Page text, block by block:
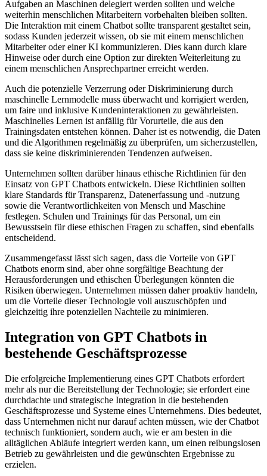
Aufgaben an Maschinen delegiert werden sollten und welche
weiterhin menschlichen Mitarbeitern vorbehalten bleiben sollten.
Die Interaktion mit einem Chatbot sollte transparent gestaltet sein,
sodass Kunden jederzeit wissen, ob sie mit einem menschlichen
Mitarbeiter oder einer KI kommunizieren. Dies kann durch klare
Hinweise oder durch eine Option zur direkten Weiterleitung zu
einem menschlichen Ansprechpartner erreicht werden.
Auch die potenzielle Verzerrung oder Diskriminierung durch
maschinelle Lernmodelle muss überwacht und korrigiert werden,
um faire und inklusive Kundeninteraktionen zu gewährleisten.
Maschinelles Lernen ist anfällig für Vorurteile, die aus den
Trainingsdaten entstehen können. Daher ist es notwendig, die Daten
und die Algorithmen regelmäßig zu überprüfen, um sicherzustellen,
dass sie keine diskriminierenden Tendenzen aufweisen.
Unternehmen sollten darüber hinaus ethische Richtlinien für den
Einsatz von GPT Chatbots entwickeln. Diese Richtlinien sollten
klare Standards für Transparenz, Datenerfassung und -nutzung
sowie die Verantwortlichkeiten von Mensch und Maschine
festlegen. Schulen und Trainings für das Personal, um ein
Bewusstsein für diese ethischen Fragen zu schaffen, sind ebenfalls
entscheidend.
Zusammengefasst lässt sich sagen, dass die Vorteile von GPT
Chatbots enorm sind, aber ohne sorgfältige Beachtung der
Herausforderungen und ethischen Überlegungen könnten die
Risiken überwiegen. Unternehmen müssen daher proaktiv handeln,
um die Vorteile dieser Technologie voll auszuschöpfen und
gleichzeitig ihre potenziellen Nachteile zu minimieren.
Integration von GPT Chatbots in
bestehende Geschäftsprozesse
Die erfolgreiche Implementierung eines GPT Chatbots erfordert
mehr als nur die Bereitstellung der Technologie; sie erfordert eine
durchdachte und strategische Integration in die bestehenden
Geschäftsprozesse und Systeme eines Unternehmens. Dies bedeutet,
dass Unternehmen nicht nur darauf achten müssen, wie der Chatbot
technisch funktioniert, sondern auch, wie er am besten in die
alltäglichen Abläufe integriert werden kann, um einen reibungslosen
Betrieb zu gewährleisten und die gewünschten Ergebnisse zu
erzielen.